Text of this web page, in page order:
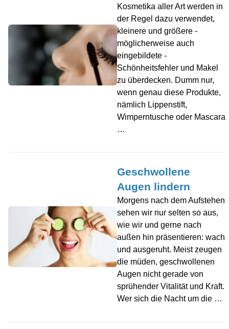
Kosmetika aller Art werden in
der Regel dazu verwendet,
kleinere und größere -
möglicherweise auch
eingebildete -
Schönheitsfehler und Makel
zu überdecken. Dumm nur,
wenn genau diese Produkte,
nämlich Lippenstift,
Wimperntusche oder Mascara
…
Geschwollene
Augen lindern
Morgens nach dem Aufstehen
sehen wir nur selten so aus,
wie wir und gerne nach
außen hin präsentieren: wach
und ausgeruht. Meist zeugen
die müden, geschwollenen
Augen nicht gerade von
sprühender Vitalität und Kraft.
Wer sich die Nacht um die …